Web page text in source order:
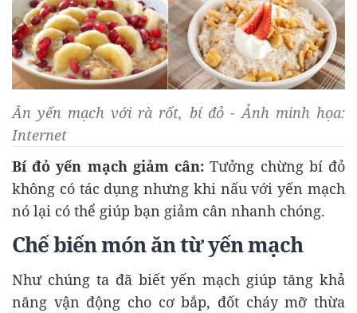
Ăn yến mạch với rà rốt, bí đỏ - Ảnh minh họa:
Internet
Bí đỏ yến mạch giảm cân: Tưởng chừng bí đỏ
không có tác dụng nhưng khi nấu với yến mạch
nó lại có thể giúp bạn giảm cân nhanh chóng.
Chế biến món ăn từ yến mạch
Như chúng ta đã biết yến mạch giúp tăng khả
năng vận động cho cơ bắp, đốt cháy mỡ thừa